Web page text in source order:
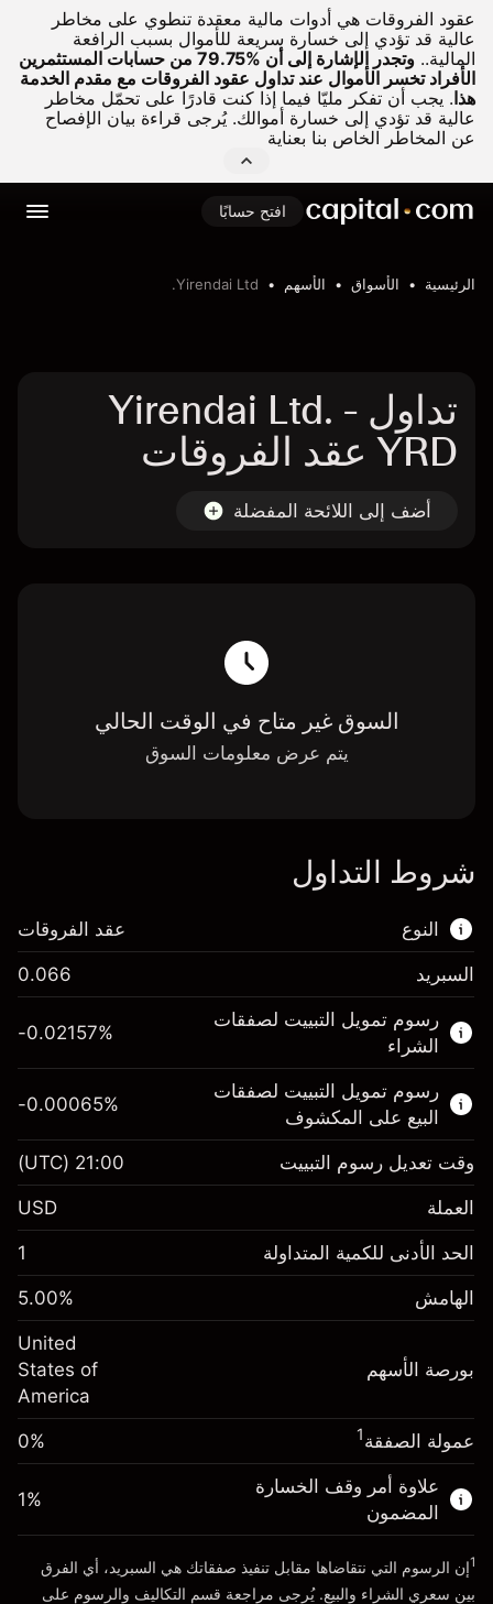
عقود الفروقات هي أدوات مالية معقدة تنطوي على مخاطر
عالية قد تؤدي إلى خسارة سريعة للأموال بسبب الرافعة
المالية..
وتجدر الإشارة إلى أن %79.75 من حسابات المستثمرين
الأفراد تخسر الأموال عند تداول عقود الفروقات مع مقدم الخدمة
هذا. يجب أن تفكر مليّا فيما إذا كنت قادرًا على تحمّل مخاطر
عالية قد تؤدي إلى خسارة أموالك. يُرجى قراءة بيان الإفصاح
عن المخاطر الخاص بنا بعناية
افتح حسابًا
الرئيسية الأسواق الأسهم Yirendai Ltd.
تداول Yirendai Ltd. -
YRD عقد الفروقات
أضف إلى اللائحة المفضلة
السوق غير متاح في الوقت الحالي
يتم عرض معلومات السوق
شروط التداول
النوع
هذا السوق المالي متاح للتداول من خلال عقود
الفروقات.
اعرف المزيد عن:
عقود الفروقات
عقد الفروقات
السبريد 0.066
رسوم تمويل التبييت لصفقات
الشراء
$1,000.00
رسوم التبييت
الرسوم من قيمة الصفقة الكاملة
%
(-$4.31)
حجم الصفقة بالرافعة المالية ~$20,000.00
الأموال من الرافعة المالية ~ دولار
انتقل إلى المنصة
-0.02157%
رسوم تمويل التبييت لصفقات
البيع على المكشوف
الهامش. استثمارك $1,000.00
رسوم التبييت
الرسوم من قيمة الصفقة الكاملة
-0.000654
%
(-$0.13)
حجم الصفقة بالرافعة المالية ~
الأموال من الرافعة المالية ~ دولار
انتقل إلى المنصة
-0.00065%
وقت تعديل رسوم التبييت 21:00
(UTC)
العملة USD
الحد الأدنى للكمية المتداولة 1
الهامش 5.00%
بورصة الأسهم
United
States of
America
عمولة الصفقة1
0%
علاوة أمر وقف الخسارة
المضمون
1%
1إن الرسوم التي نتقاضاها مقابل تنفيذ صفقاتك هي السبريد، أي الفرق
بين سعري الشراء والبيع. يُرجى مراجعة قسم التكاليف والرسوم على